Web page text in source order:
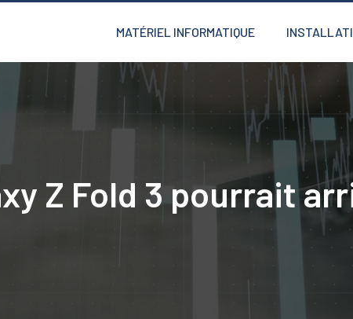
MATÉRIEL INFORMATIQUE
Z Fold 3 pourrait